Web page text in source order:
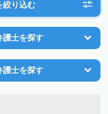
絞り込む
護士を探す
護士を探す